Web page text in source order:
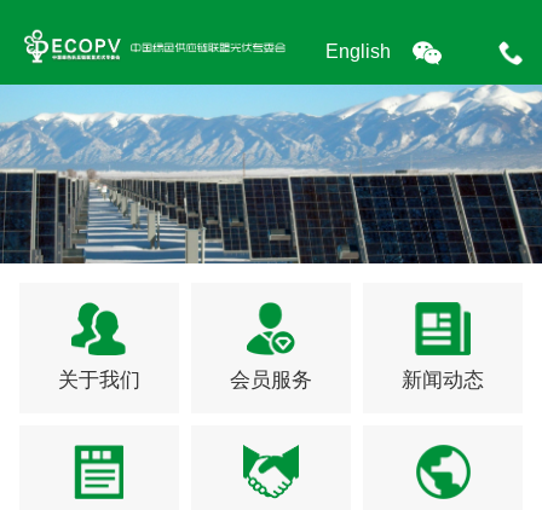
English
关于我们 会员服务 新闻动态